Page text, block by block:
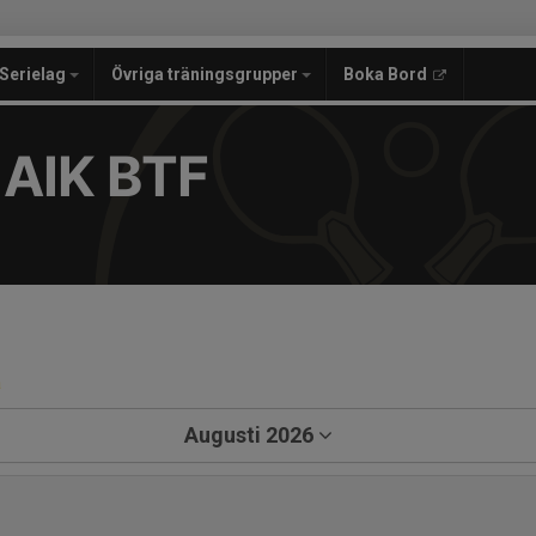
Serielag Övriga träningsgrupper Boka Bord
BTF
Augusti 2026